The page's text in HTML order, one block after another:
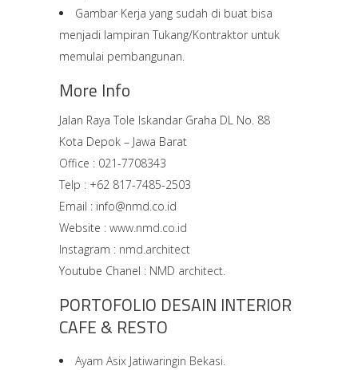
Gambar Kerja yang sudah di buat bisa
menjadi lampiran Tukang/Kontraktor untuk
memulai pembangunan.
More Info
Jalan Raya Tole Iskandar Graha DL No. 88
Kota Depok – Jawa Barat
Office : 021-7708343
Telp : +62 817-7485-2503
Email : info@nmd.co.id
Website : www.nmd.co.id
Instagram : nmd.architect
Youtube Chanel : NMD architect.
PORTOFOLIO DESAIN INTERIOR
CAFE & RESTO
Ayam Asix Jatiwaringin Bekasi.